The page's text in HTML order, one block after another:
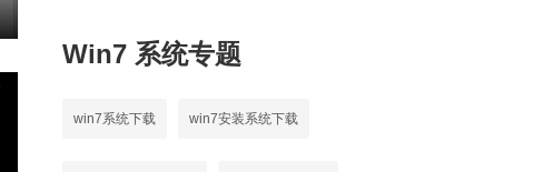
Win7 系统专题
win7系统下载 win7安装系统下载